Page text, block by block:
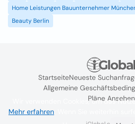
Home Leistungen Bauunternehmer
Beauty Berlin
StartseiteNeueste
Allgemeine
Pläne Ansehen
Wir verwenden Cookies, um das
Mehr erfahren